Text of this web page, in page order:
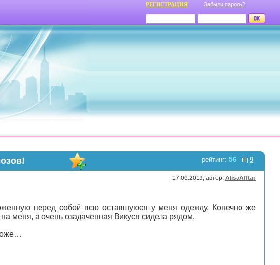
РЕГИСТРАЦИЯ Забыли пароль?
рейтинг: 56 9
17.06.2019, автор: AlisaAfftar
перед собой всю оставшуюся у меня одежду. Конечно же
меня, а очень озадаченная Викуся сидела рядом.